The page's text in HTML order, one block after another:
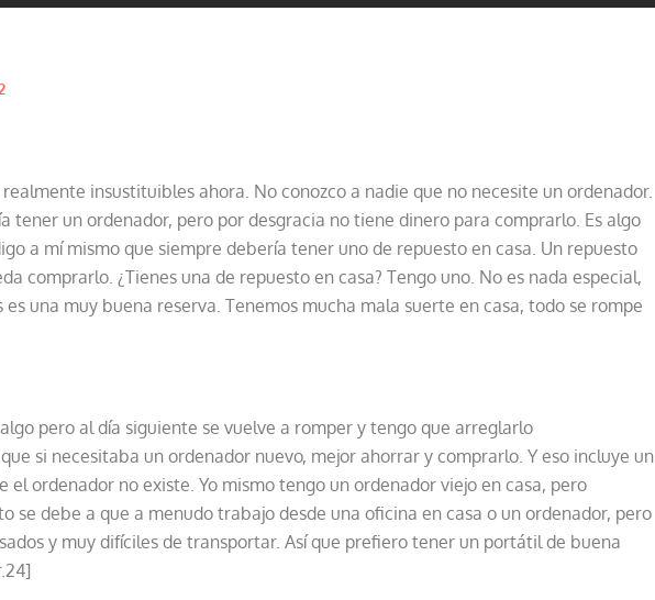
insustituibles ahora. No conozco a nadie que no necesite un ordenador.
tener un ordenador, pero por desgracia no tiene dinero para comprarlo. Es algo
a mí mismo que siempre debería tener uno de repuesto en casa. Un repuesto
comprarlo. ¿Tienes una de repuesto en casa? Tengo uno. No es nada especial,
una muy buena reserva. Tenemos mucha mala suerte en casa, todo se rompe
pero al día siguiente se vuelve a romper y tengo que arreglarlo
si necesitaba un ordenador nuevo, mejor ahorrar y comprarlo. Y eso incluye un
el ordenador no existe. Yo mismo tengo un ordenador viejo en casa, pero
se debe a que a menudo trabajo desde una oficina en casa o un ordenador, pero
y muy difíciles de transportar. Así que prefiero tener un portátil de buena